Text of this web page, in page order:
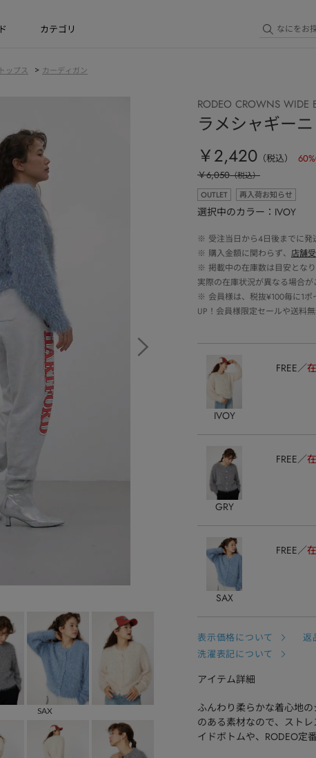
カテゴリ
トップス > カーディガン
SAX
RODEO CROWNS WIDE
ラメシャギー
￥2,420 （税込） 60
￥6,050（税込）
OUTLET
再入荷お知らせ
選択中のカラー：IVOY
※ 受注当日から4日後までに発
※ 購入金額に関わらず、 店舗
※ 掲載中の在庫数は目安とな
実際の在庫状況が異なる場合が
※ 会員様は、税抜¥100毎に1
UP！会員様限定セールや送料
IVOY
FREE
GRY
FREE
SAX
FREE
表示価格について 返
洗濯表記について
アイテム詳細
ふんわり柔らかな着心地
のある素材なので、スト
イドボトムや、RODEO定